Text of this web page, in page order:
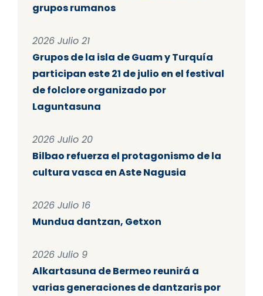
grupos rumanos
2026 Julio 21
Grupos de la isla de Guam y Turquía
participan este 21 de julio en el festival
de folclore organizado por
Laguntasuna
2026 Julio 20
Bilbao refuerza el protagonismo de la
cultura vasca en Aste Nagusia
2026 Julio 16
Mundua dantzan, Getxon
2026 Julio 9
Alkartasuna de Bermeo reunirá a
varias generaciones de dantzaris por